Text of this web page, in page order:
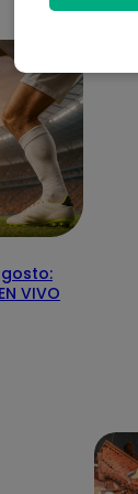
VIVO